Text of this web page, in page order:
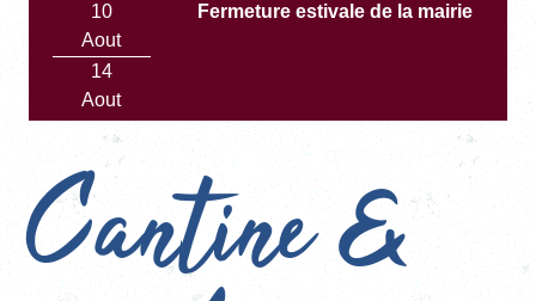
10
Aout
14
Aout
Fermeture estivale de la mairie
Cantine &